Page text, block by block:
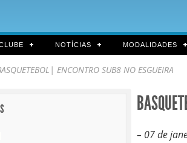
NOTÍCIAS MODALIDADES
ENCONTRO SUB8 NO ESGUEIRA
– 07 de